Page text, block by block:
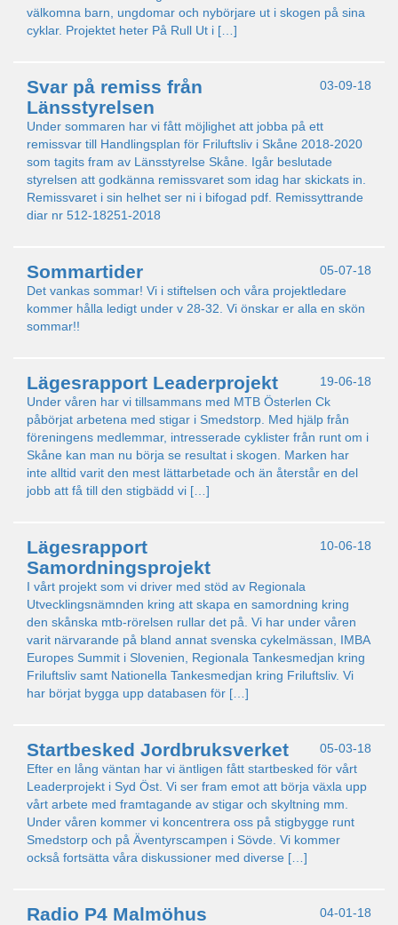
välkomna barn, ungdomar och nybörjare ut i skogen på sina
cyklar. Projektet heter På Rull Ut i […]
03-09-18
Svar på remiss från
Länsstyrelsen
Under sommaren har vi fått möjlighet att jobba på ett
remissvar till Handlingsplan för Friluftsliv i Skåne 2018-2020
som tagits fram av Länsstyrelse Skåne. Igår beslutade
styrelsen att godkänna remissvaret som idag har skickats in.
Remissvaret i sin helhet ser ni i bifogad pdf. Remissyttrande
diar nr 512-18251-2018
05-07-18
Sommartider
Det vankas sommar! Vi i stiftelsen och våra projektledare
kommer hålla ledigt under v 28-32. Vi önskar er alla en skön
sommar!!
19-06-18
Lägesrapport Leaderprojekt
Under våren har vi tillsammans med MTB Österlen Ck
påbörjat arbetena med stigar i Smedstorp. Med hjälp från
föreningens medlemmar, intresserade cyklister från runt om i
Skåne kan man nu börja se resultat i skogen. Marken har
inte alltid varit den mest lättarbetade och än återstår en del
jobb att få till den stigbädd vi […]
10-06-18
Lägesrapport
Samordningsprojekt
I vårt projekt som vi driver med stöd av Regionala
Utvecklingsnämnden kring att skapa en samordning kring
den skånska mtb-rörelsen rullar det på. Vi har under våren
varit närvarande på bland annat svenska cykelmässan, IMBA
Europes Summit i Slovenien, Regionala Tankesmedjan kring
Friluftsliv samt Nationella Tankesmedjan kring Friluftsliv. Vi
har börjat bygga upp databasen för […]
05-03-18
Startbesked Jordbruksverket
Efter en lång väntan har vi äntligen fått startbesked för vårt
Leaderprojekt i Syd Öst. Vi ser fram emot att börja växla upp
vårt arbete med framtagande av stigar och skyltning mm.
Under våren kommer vi koncentrera oss på stigbygge runt
Smedstorp och på Äventyrscampen i Sövde. Vi kommer
också fortsätta våra diskussioner med diverse […]
04-01-18
Radio P4 Malmöhus